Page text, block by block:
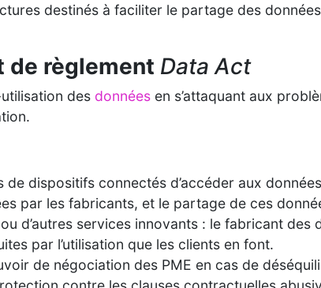
destinés à faciliter le partage des
de règlement Data Act
des données en s’attaquant aux
dispositifs connectés d’accéder aux
par les fabricants, et le partage de ces
d’autres services innovants : le fabricant des
par l’utilisation que les clients en font.
de négociation des PME en cas de